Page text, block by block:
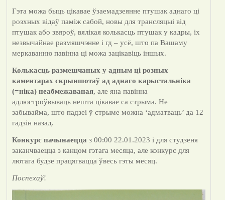
Гэта можа быць цікавае ўзаемадзеянне птушак аднаго ці
розхных відаў паміж сабой, новы для трансляцыі від
птушак або звяроў, вялікая колькасць птушак у кадры, іх
незвычайнае размяшчэнне і гд – усё, што па Вашаму
меркаванню павінна ці можа зацікавіць іншых.
Колькасць размешчаных у адным ці розных
каментарах скрыншотаў ад аднаго карыстальніка
(=ніка) неабмежаваная, але яна павінна
адлюстроўвываць нешта цікавае са стрыма. Не
забывайма, што падзеі ў стрыме можна ‘адматваць’ да 12
гадзін назад.
Конкурс пачынаецца з 00:00 22.01.2023 і для студзеня
заканчваецца з канцом гэтага месяца, але конкурс для
лютага будзе працягвацца ўвесь гэты месяц.
Поспехаў!